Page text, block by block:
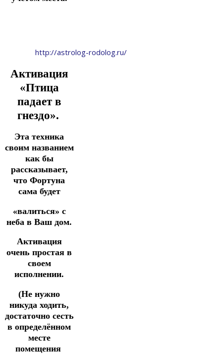
http://astrolog-rodolog.ru/
Активация
«Птица
падает в
гнездо».
Эта техника
своим названием
как бы
рассказывает,
что Фортуна
сама будет
«валиться» с
неба в Ваш дом.
Активация
очень простая в
своем
исполнении.
(Не нужно
никуда ходить,
достаточно сесть
в определённом
месте
помещения